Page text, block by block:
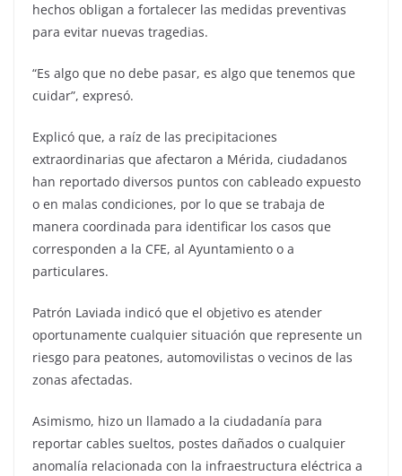
hechos obligan a fortalecer las medidas preventivas
para evitar nuevas tragedias.
“Es algo que no debe pasar, es algo que tenemos que
cuidar”, expresó.
Explicó que, a raíz de las precipitaciones
extraordinarias que afectaron a Mérida, ciudadanos
han reportado diversos puntos con cableado expuesto
o en malas condiciones, por lo que se trabaja de
manera coordinada para identificar los casos que
corresponden a la CFE, al Ayuntamiento o a
particulares.
Patrón Laviada indicó que el objetivo es atender
oportunamente cualquier situación que represente un
riesgo para peatones, automovilistas o vecinos de las
zonas afectadas.
Asimismo, hizo un llamado a la ciudadanía para
reportar cables sueltos, postes dañados o cualquier
anomalía relacionada con la infraestructura eléctrica a